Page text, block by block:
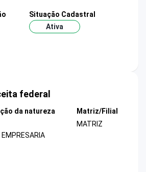
Situação Cadastral
Ativa
federal
da natureza
Matriz/Filial
MATRIZ